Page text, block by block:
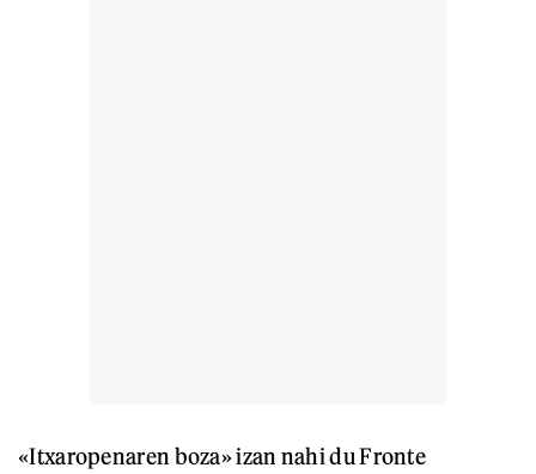
«Itxaropenaren boza» izan nahi du Fronte